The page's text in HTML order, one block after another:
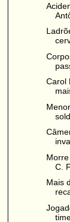
Carol
C.
Mais